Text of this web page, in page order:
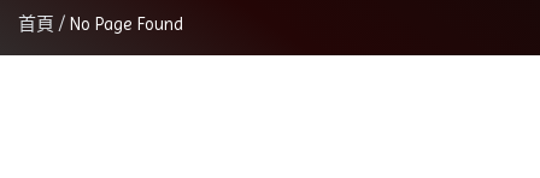
首頁 No Page Found